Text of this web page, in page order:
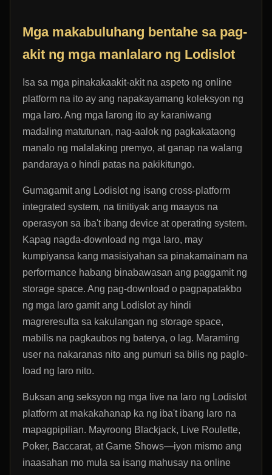
Mga makabuluhang bentahe sa pag-
akit ng mga manlalaro ng Lodislot
Isa sa mga pinakakaakit-akit na aspeto ng online
platform na ito ay ang napakayamang koleksyon ng
mga laro. Ang mga larong ito ay karaniwang
madaling matutunan, nag-aalok ng pagkakataong
manalo ng malalaking premyo, at ganap na walang
pandaraya o hindi patas na pakikitungo.
Gumagamit ang Lodislot ng isang cross-platform
integrated system, na tinitiyak ang maayos na
operasyon sa iba't ibang device at operating system.
Kapag nagda-download ng mga laro, may
kumpiyansa kang masisiyahan sa pinakamainam na
performance habang binabawasan ang paggamit ng
storage space. Ang pag-download o pagpapatakbo
ng mga laro gamit ang Lodislot ay hindi
magreresulta sa kakulangan ng storage space,
mabilis na pagkaubos ng baterya, o lag. Maraming
user na nakaranas nito ang pumuri sa bilis ng paglo-
load ng laro nito.
Buksan ang seksyon ng mga live na laro ng Lodislot
platform at makakahanap ka ng iba't ibang laro na
mapagpipilian. Mayroong Blackjack, Live Roulette,
Poker, Baccarat, at Game Shows—iyon mismo ang
inaasahan mo mula sa isang mahusay na online